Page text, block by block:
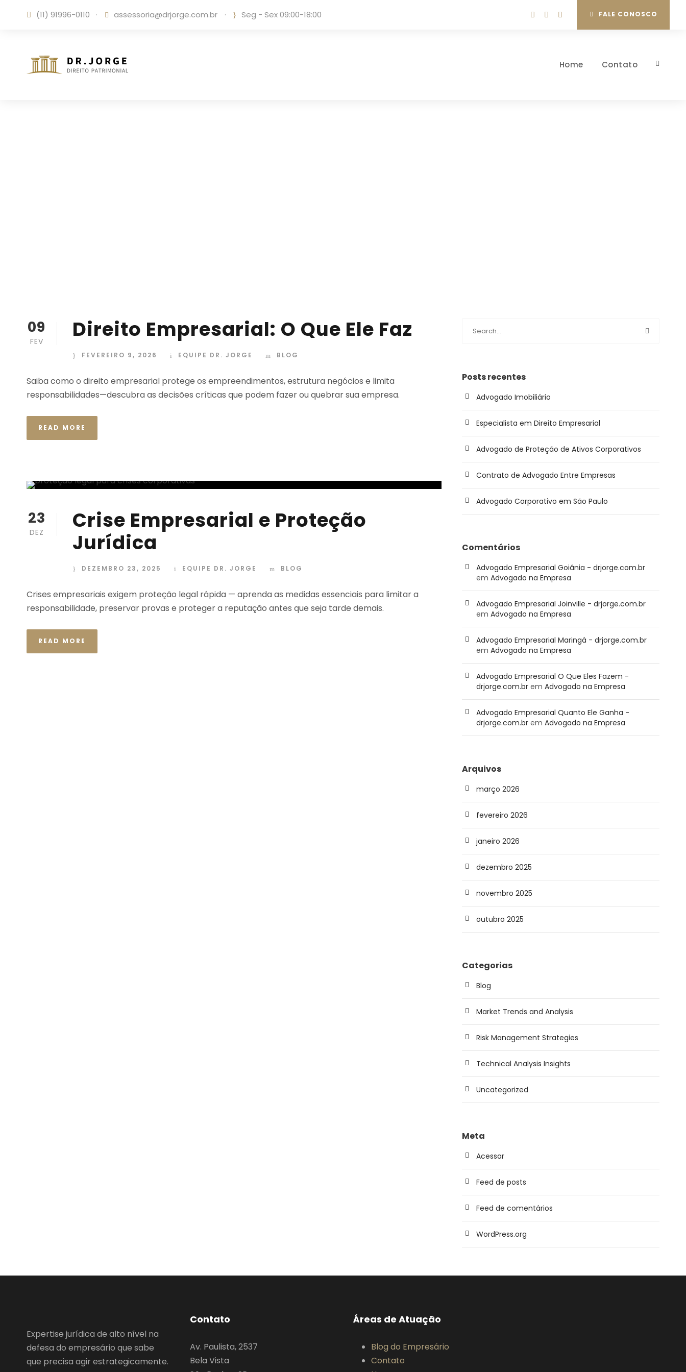
(11) 91996-0110 · assessoria@drjorge.com.br · Seg - Sex 09:00-18:00 FALE CONOSCO
Home Contato
09
FEV Direito Empresarial: O Que Ele Faz
FEVEREIRO 9, 2026 EQUIPE DR. JORGE BLOG
Saiba como o direito empresarial protege os empreendimentos, estrutura negócios e limita
responsabilidades—descubra as decisões críticas que podem fazer ou quebrar sua empresa.
READ MORE
23
DEZ
Crise Empresarial e Proteção
Jurídica
DEZEMBRO 23, 2025 EQUIPE DR. JORGE BLOG
Crises empresariais exigem proteção legal rápida — aprenda as medidas essenciais para limitar a
responsabilidade, preservar provas e proteger a reputação antes que seja tarde demais.
READ MORE
Posts recentes
Advogado Imobiliário
Especialista em Direito Empresarial
Advogado de Proteção de Ativos Corporativos
Contrato de Advogado Entre Empresas
Advogado Corporativo em São Paulo
Comentários
Advogado Empresarial Goiânia - drjorge.com.br
emAdvogado na Empresa
Advogado Empresarial Joinville - drjorge.com.br
emAdvogado na Empresa
Advogado Empresarial Maringá - drjorge.com.br
emAdvogado na Empresa
Advogado Empresarial O Que Eles Fazem -
drjorge.com.br emAdvogado na Empresa
Advogado Empresarial Quanto Ele Ganha -
drjorge.com.br emAdvogado na Empresa
Arquivos
março 2026
fevereiro 2026
janeiro 2026
dezembro 2025
novembro 2025
outubro 2025
Categorias
Blog
Market Trends and Analysis
Risk Management Strategies
Technical Analysis Insights
Uncategorized
Meta
Acessar
Feed de posts
Feed de comentários
WordPress.org
Expertise jurídica de alto nível na
defesa do empresário que sabe
que precisa agir estrategicamente.
Contato
Av. Paulista, 2537
Bela Vista
Áreas de Atuação
Blog do Empresário
Contato